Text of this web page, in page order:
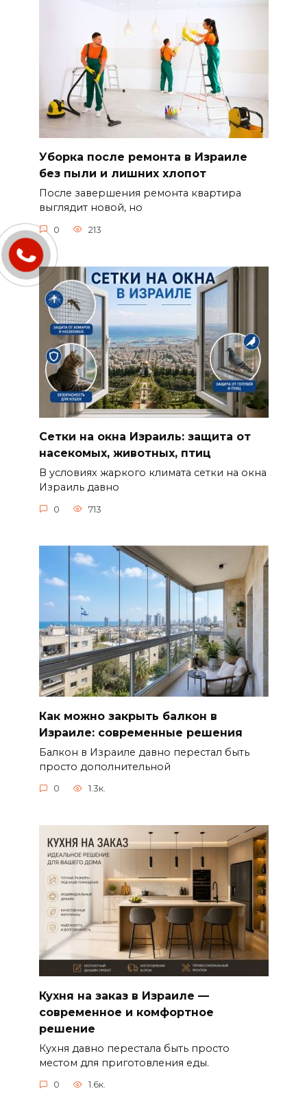
Уборка после ремонта в Израиле
без пыли и лишних хлопот
После завершения ремонта квартира
выглядит новой, но
0 213
Сетки на окна Израиль: защита от
насекомых, животных, птиц
В условиях жаркого климата сетки на окна
Израиль давно
0 713
Как можно закрыть балкон в
Израиле: современные решения
Балкон в Израиле давно перестал быть
просто дополнительной
0 1.3к.
Кухня на заказ в Израиле —
современное и комфортное
решение
Кухня давно перестала быть просто
местом для приготовления еды.
0 1.6к.